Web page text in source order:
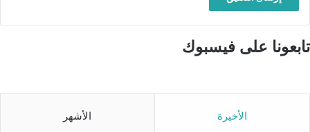
تابعونا على فيسبوك
الأخيرة الأشهر